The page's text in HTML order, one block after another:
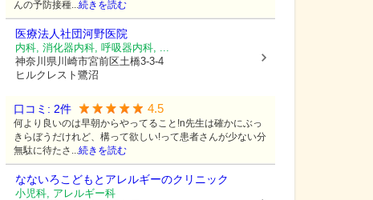
んの予防接種...続きを読む
医療法人社団河野医院
内科, 消化器内科, 呼吸器内科, ...
神奈川県川崎市宮前区土橋3-3-4
ヒルクレスト鷺沼
口コミ: 2件 4.5
何より良いのは早朝からやってること!n先生は確かにぶっ
きらぼうだけれど、構って欲しい!って患者さんが少ない分
無駄に待たさ...続きを読む
なないろこどもとアレルギーのクリニック
小児科, アレルギー科